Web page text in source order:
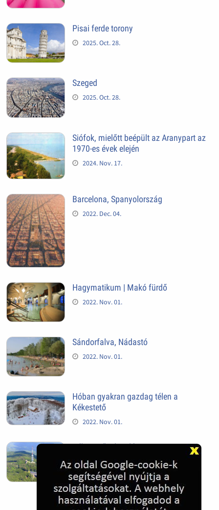
Pisai ferde torony
2025. Oct. 28.
Szeged
2025. Oct. 28.
Siófok, mielőtt beépült az Aranypart az
1970-es évek elején
2024. Nov. 17.
Barcelona, Spanyolország
2022. Dec. 04.
Hagymatikum | Makó fürdő
2022. Nov. 01.
Sándorfalva, Nádastó
2022. Nov. 01.
Hóban gyakran gazdag télen a
Kékestető
2022. Nov. 01.
Kékestető település
2022. Nov. 01.